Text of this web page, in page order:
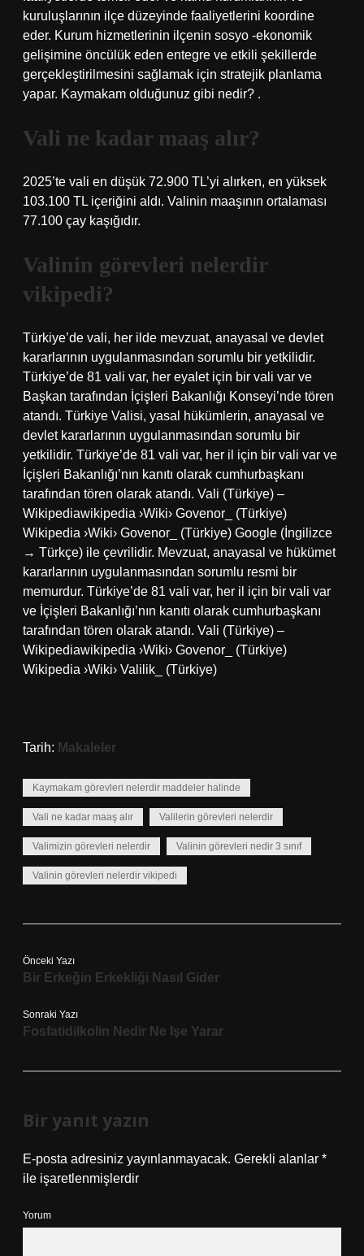
kuruluşlarının ilçe düzeyinde faaliyetlerini koordine
eder. Kurum hizmetlerinin ilçenin sosyo -ekonomik
gelişimine öncülük eden entegre ve etkili şekillerde
gerçekleştirilmesini sağlamak için stratejik planlama
yapar. Kaymakam olduğunuz gibi nedir? .
Vali ne kadar maaş alır?
2025’te vali en düşük 72.900 TL’yi alırken, en yüksek
103.100 TL içeriğini aldı. Valinin maaşının ortalaması
77.100 çay kaşığıdır.
Valinin görevleri nelerdir
vikipedi?
Türkiye’de vali, her ilde mevzuat, anayasal ve devlet
kararlarının uygulanmasından sorumlu bir yetkilidir.
Türkiye’de 81 vali var, her eyalet için bir vali var ve
Başkan tarafından İçişleri Bakanlığı Konseyi’nde tören
atandı. Türkiye Valisi, yasal hükümlerin, anayasal ve
devlet kararlarının uygulanmasından sorumlu bir
yetkilidir. Türkiye’de 81 vali var, her il için bir vali var ve
İçişleri Bakanlığı’nın kanıtı olarak cumhurbaşkanı
tarafından tören olarak atandı. Vali (Türkiye) –
Wikipediawikipedia ›Wiki› Govenor_ (Türkiye)
Wikipedia ›Wiki› Govenor_ (Türkiye) Google (İngilizce
→ Türkçe) ile çevrilidir. Mevzuat, anayasal ve hükümet
kararlarının uygulanmasından sorumlu resmi bir
memurdur. Türkiye’de 81 vali var, her il için bir vali var
ve İçişleri Bakanlığı’nın kanıtı olarak cumhurbaşkanı
tarafından tören olarak atandı. Vali (Türkiye) –
Wikipediawikipedia ›Wiki› Govenor_ (Türkiye)
Wikipedia ›Wiki› Valilik_ (Türkiye)
Tarih: Makaleler
Kaymakam görevleri nelerdir maddeler halinde
Vali ne kadar maaş alır Valilerin görevleri nelerdir
Valimizin görevleri nelerdir Valinin görevleri nedir 3 sınıf
Valinin görevleri nelerdir vikipedi
Önceki Yazı
Bir Erkeğin Erkekliği Nasıl Gider
Sonraki Yazı
Fosfatidilkolin Nedir Ne Işe Yarar
Bir yanıt yazın
E-posta adresiniz yayınlanmayacak. Gerekli alanlar *
ile işaretlenmişlerdir
Yorum